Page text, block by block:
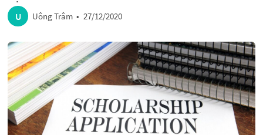
U
Uông Trâm • 27/12/2020